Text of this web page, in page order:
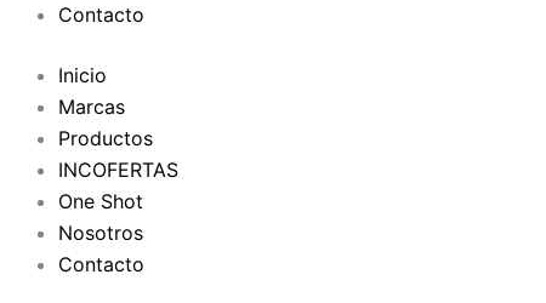
Contacto
Inicio
Marcas
Productos
INCOFERTAS
One Shot
Nosotros
Contacto